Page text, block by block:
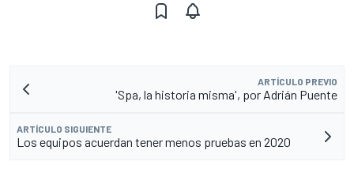
ARTÍCULO PREVIO
'Spa, la historia misma', por Adrián Puente
ARTÍCULO SIGUIENTE
Los equipos acuerdan tener menos pruebas en 2020